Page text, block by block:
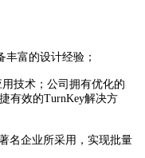
富的设计经验；
技术；公司拥有优化的
有效的TurnKey解决方
名企业所采用，实现批量